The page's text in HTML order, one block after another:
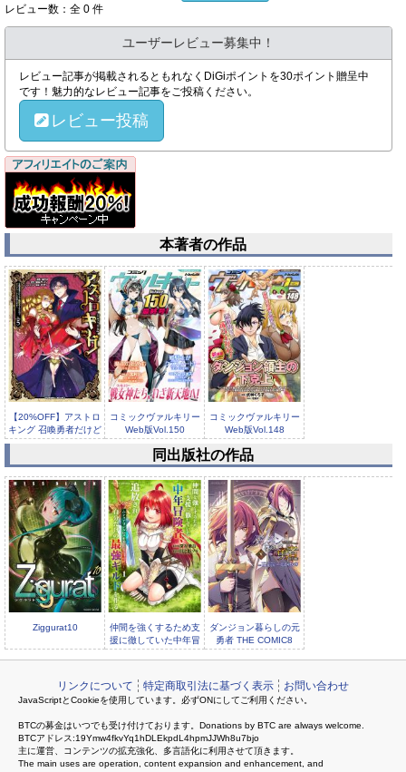
レビュー数：全 0 件
ユーザーレビュー募集中！
レビュー記事が掲載されるともれなくDiGiポイントを30ポイント贈呈中
です！魅力的なレビュー記事をご投稿ください。
レビュー投稿
本著者の作品
【20%OFF】アストロ
キング 召喚勇者だけど
下...
コミックヴァルキリー
Web版Vol.150
コミックヴァルキリー
Web版Vol.148
コミックヴァルキリー
Web版Vol.147
同出版社の作品
Ziggurat10
仲間を強くするため支
援に徹していた中年冒
険者、追放され自分だ
ダンジョン暮らしの元
勇者 THE COMIC8
リンクについて 特定商取引法に基づく表示 お問い合わせ
JavaScriptとCookieを使用しています。必ずONにしてご利用ください。
BTCの募金はいつでも受け付けております。Donations by BTC are always welcome.
BTCアドレス:19Ymw4fkvYq1hDLEkpdL4hpmJJWh8u7bjo
主に運営、コンテンツの拡充強化、多言語化に利用させて頂きます。
The main uses are operation, content expansion and enhancement, and